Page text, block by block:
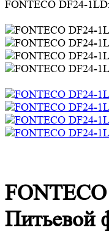
FONTECO DF24-
Питьевой